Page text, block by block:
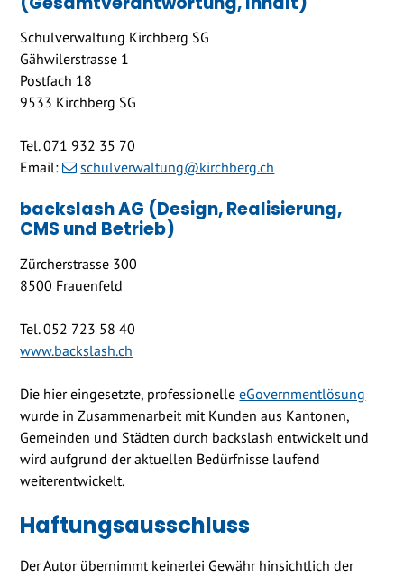
Schulverwaltung Kirchberg SG
Gähwilerstrasse 1
Postfach 18
9533 Kirchberg SG
Tel. 071 932 35 70
Email:
schulverwaltung@kirchberg.ch
backslash AG (Design, Realisierung,
CMS und Betrieb)
Zürcherstrasse 300
8500 Frauenfeld
Tel. 052 723 58 40
www.backslash.ch
Die hier eingesetzte, professionelleeGovernmentlösung
wurde in Zusammenarbeit mit Kunden aus Kantonen,
Gemeinden und Städten durch backslash entwickelt und
wird aufgrund der aktuellen Bedürfnisse laufend
weiterentwickelt.
Haftungsausschluss
Der Autor übernimmt keinerlei Gewähr hinsichtlich der